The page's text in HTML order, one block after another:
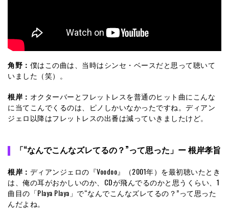
角野： 僕はこの曲は、当時はシンセ・ベースだと思って聴いて
いました（笑）。
根岸： オクターバーとフレットレスを普通のヒット曲にこんな
に当てこんでくるのは、ピノしかいなかったですね。ディアン
ジェロ以降はフレットレスの出番は減っていきましたけど。
「“なんでこんなズレてるの？”って思った」ー 根岸孝旨
根岸： ディアンジェロの『Voodoo』（2001年）を最初聴いたとき
は、俺の耳がおかしいのか、CDが飛んでるのかと思うくらい、1
曲目の「Playa Playa」で“なんでこんなズレてるの？”って思った
んだよね。